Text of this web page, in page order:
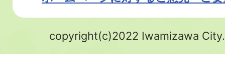
copyright(c)2022 Iwamizawa